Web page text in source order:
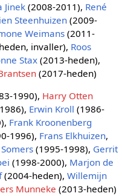
Jinek(2008-2011), René
Steenhuizen(2009-
Weimans(2011-
invaller), Roos
Stax(2013-heden),
(2017-heden)
1990), Harry Otten
Erwin Kroll (1986-
Frank Kroonenberg
1996), Frans Elkhuizen,
(1995-1998), Gerrit
(1998-2000), Marjon de
(2004-heden), Willemijn
Munneke (2013-heden)